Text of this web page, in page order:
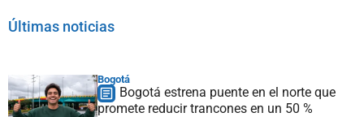
Últimas noticias
Bogotá
Bogotá estrena puente en el norte que
promete reducir trancones en un 50 %